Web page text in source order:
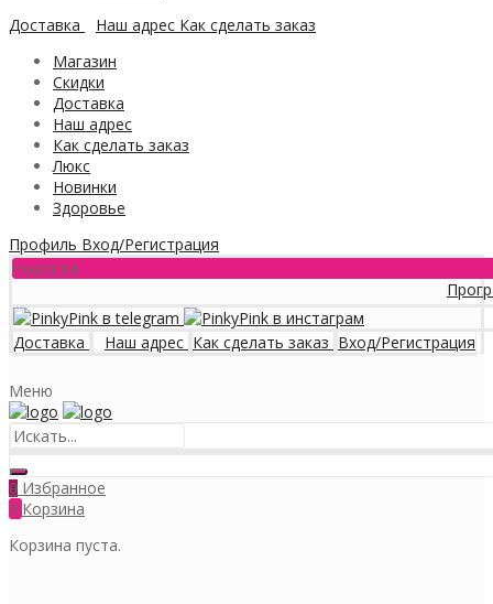
Доставка
Наш адрес Как сделать заказ
Магазин
Скидки
Доставка
Наш адрес
Как сделать заказ
Люкс
Новинки
Здоровье
Профиль Вход/Регистрация
Новости
Программа
Доставка Наш адрес Как сделать заказ Вход/Регистрация
Меню
0 Избранное
0 Корзина
Корзина пуста.